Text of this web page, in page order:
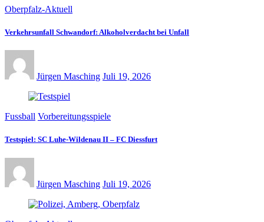
Oberpfalz-Aktuell
Verkehrsunfall Schwandorf: Alkoholverdacht bei Unfall
Jürgen Masching Juli 19, 2026
Fussball Vorbereitungsspiele
Testspiel: SC Luhe-Wildenau II – FC Diessfurt
Jürgen Masching Juli 19, 2026